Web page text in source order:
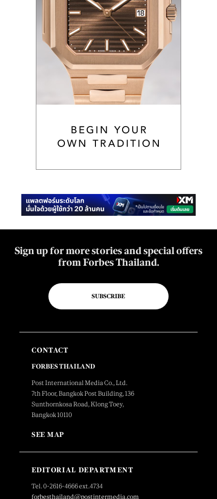
Sign up for more stories and special offers
from Forbes Thailand.
SUBSCRIBE
CONTACT
FORBES THAILAND
Post International Media Co., Ltd.
7th Floor, Bangkok Post Building, 136
Sunthornkosa Road, Klong Toey,
Bangkok 10110
SEE MAP
EDITORIAL DEPARTMENT
Tel. 0-2616-4666 ext.4734
forbesthailand@postintermedia.com